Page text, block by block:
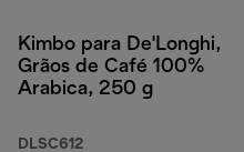
Kimbo para De'Longhi,
Grãos de Café 100%
Arabica, 250 g
DLSC612